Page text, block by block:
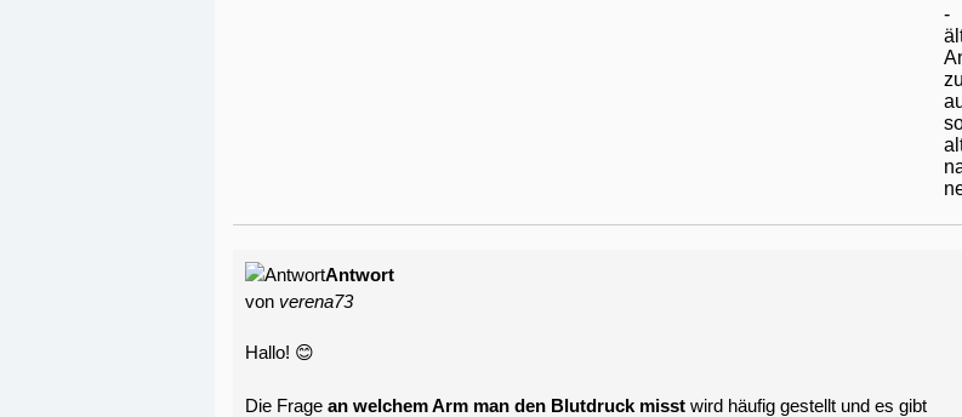
Antwort
von verena73
Hallo! 😊
Die Frage an welchem Arm man den Blutdruck misst wird häufig gestellt und es gibt